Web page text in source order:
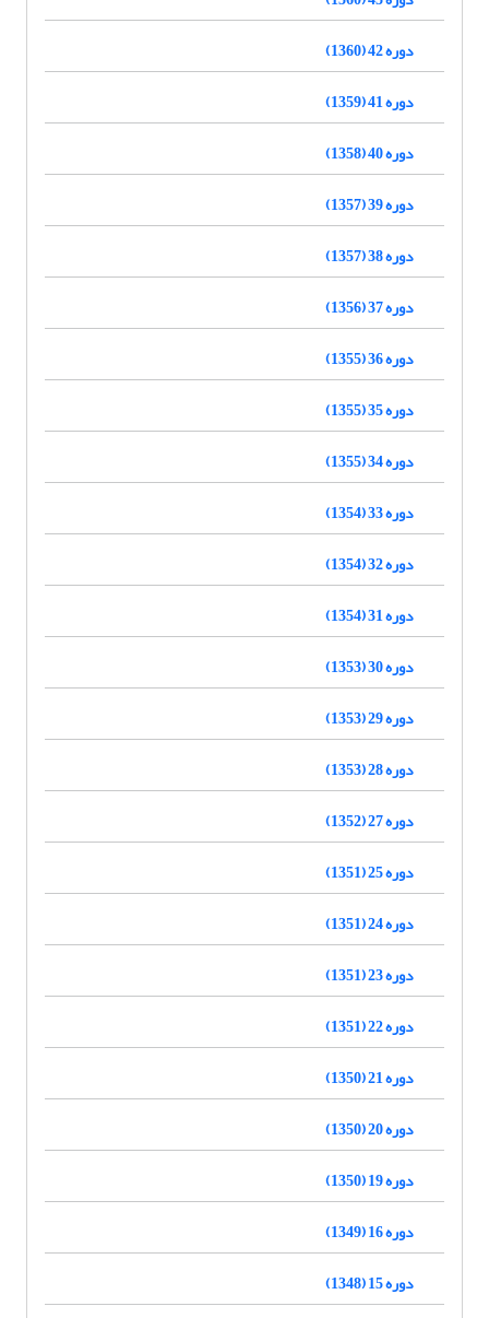
دوره 42 (1360)
دوره 41 (1359)
دوره 40 (1358)
دوره 39 (1357)
دوره 38 (1357)
دوره 37 (1356)
دوره 36 (1355)
دوره 35 (1355)
دوره 34 (1355)
دوره 33 (1354)
دوره 32 (1354)
دوره 31 (1354)
دوره 30 (1353)
دوره 29 (1353)
دوره 28 (1353)
دوره 27 (1352)
دوره 25 (1351)
دوره 24 (1351)
دوره 23 (1351)
دوره 22 (1351)
دوره 21 (1350)
دوره 20 (1350)
دوره 19 (1350)
دوره 16 (1349)
دوره 15 (1348)